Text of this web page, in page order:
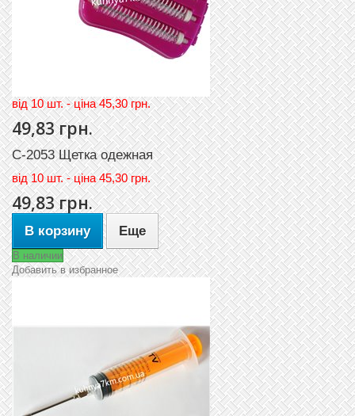
вiд 10 шт. - цiна 45,30 грн.
49,83 грн.
С-2053 Щетка одежная
вiд10 шт. - цiна 45,30 грн.
49,83 грн.
В корзину Еще
В наличии
Добавить в избранное